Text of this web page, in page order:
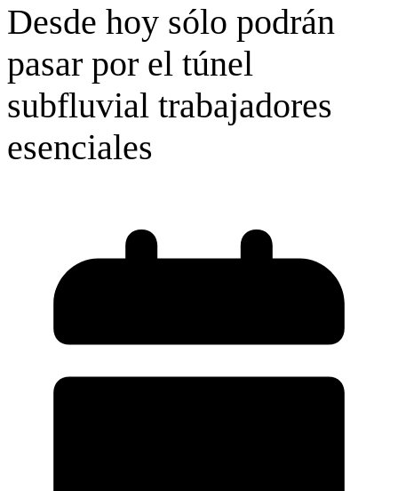
Desde hoy sólo podrán
pasar por el túnel
subfluvial trabajadores
esenciales